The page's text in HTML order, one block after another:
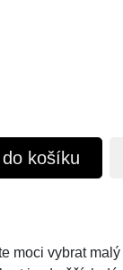
košíku
moci vybrat